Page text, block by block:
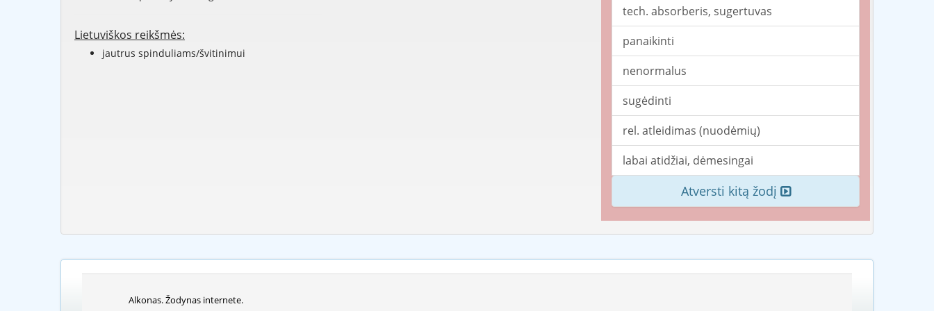
Lietuviškos reikšmės:
jautrus spinduliams/švitinimui
tech. absorberis, sugertuvas
panaikinti
nenormalus
sugėdinti
rel. atleidimas (nuodėmių)
labai atidžiai, dėmesingai
Atversti kitą žodį
Alkonas. Žodynas internete.